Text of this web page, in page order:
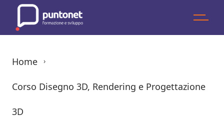
content
Home ›
Corso Disegno 3D, Rendering e Progettazione
3D